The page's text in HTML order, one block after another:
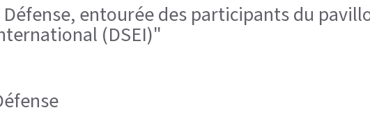
entourée des participants du
(DSEI)"